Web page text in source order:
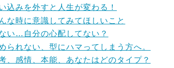
込みを外すと人生が変わる！
時に意識してみてほしいこと
い…自分の心配してない？
られない、型にハマってしまう方へ。
、感情、本能、あなたはどのタイプ？